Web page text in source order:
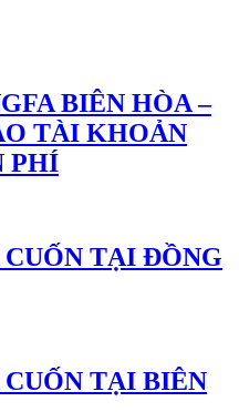
BIÊN HÒA –
TÀI KHOẢN
PHÍ
TẠI ĐỒNG
TẠI BIÊN